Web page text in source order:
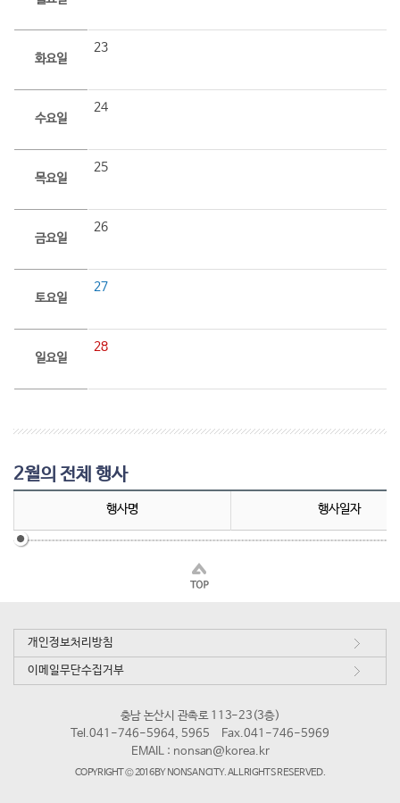
화요일
23
수요일
24
목요일
25
금요일
26
토요일
27
일요일
28
2월의 전체 행사
행사명 행사일자
개인정보처리방침
이메일무단수집거부
충남 논산시 관촉로 113-23(3층)
Tel.041-746-5964, 5965
Fax.041-746-5969
EMAIL : nonsan@korea.kr
COPYRIGHT © 2016 BY NONSAN CITY. ALL RIGHTS RESERVED.